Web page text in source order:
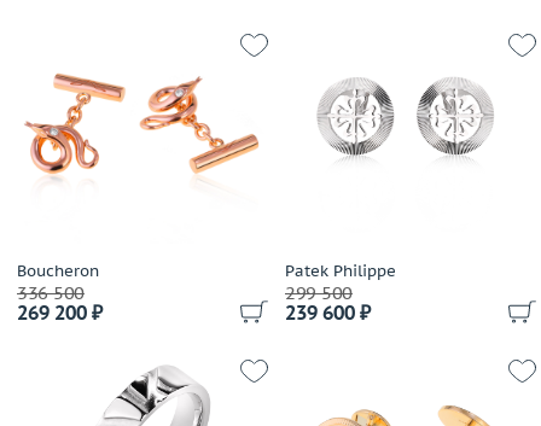
Boucheron
336 500
269 200 ₽
Patek Philippe
299 500
239 600 ₽